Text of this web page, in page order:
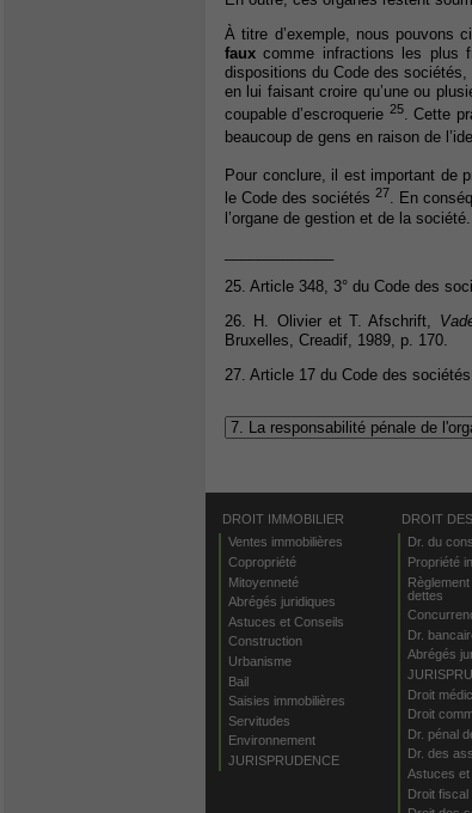
À titre d’exemple, nous pouvons
faux comme infractions les plus
dispositions du Code des sociétés,
en lui faisant croire qu’une ou
coupable d’escroquerie 25. Cette
beaucoup de gens en raison de
Pour conclure, il est important de
le Code des sociétés27. En
l’organe de gestion et de la société.
25. Article 348, 3° du Code des
26. H. Olivier et T. Afschrift,
Bruxelles, Creadif, 1989, p. 170.
27. Article 17 du Code des sociétés.
DROIT IMMOBILIER
Ventes immobilières
Copropriété
Mitoyenneté
Abrégés juridiques
Astuces et Conseils
Construction
Urbanisme
Bail
Saisies immobilières
Servitudes
Environnement
JURISPRUDENCE
DROIT
Dr. du
Propriété
dettes
Dr.
Abrégés
Droit
Droit
Dr. pénal
Dr. des
Astuces et
Droit fiscal